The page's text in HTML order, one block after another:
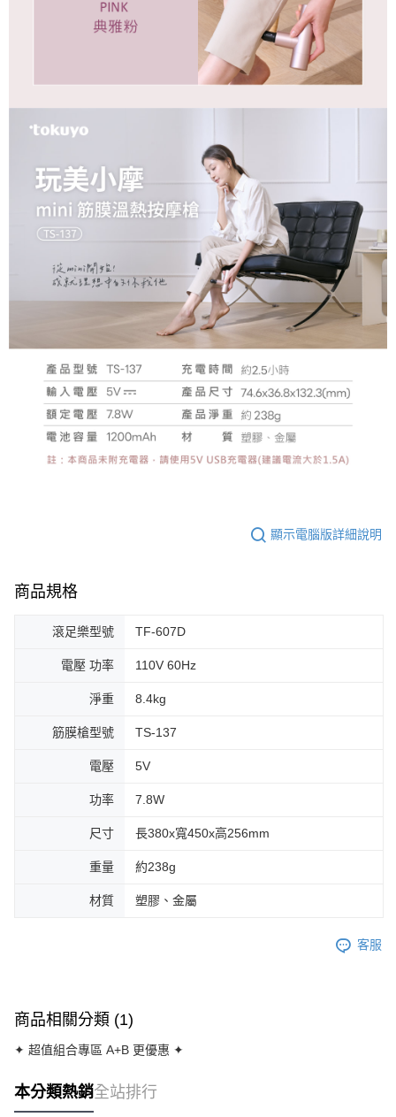
顯示電腦版詳細說明
商品規格
滾足樂型號 TF-607D
電壓 功率 110V 60Hz
淨重 8.4kg
筋膜槍型號 TS-137
電壓 5V
功率 7.8W
尺寸 長380x寬450x高256mm
重量 約238g
材質 塑膠、金屬
客服
商品相關分類 (1)
✦ 超值組合專區 A+B 更優惠 ✦
本分類熱銷全站排行